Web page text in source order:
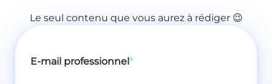
Le seul contenu que vous aurez à rédiger 😉
E-mail professionnel*